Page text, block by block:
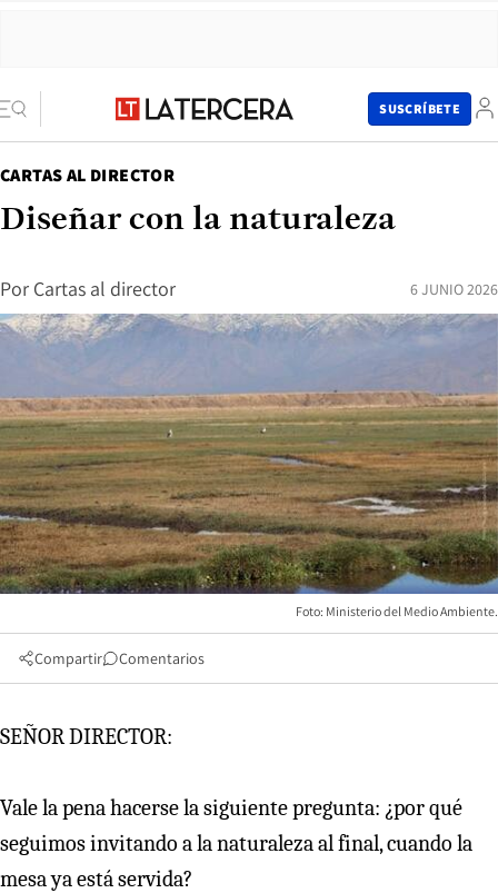
SUSCRÍBETE
CARTAS AL DIRECTOR
Diseñar con la naturaleza
Por Cartas al director 6 JUNIO 2026
Foto: Ministerio del Medio Ambiente.
Compartir Comentarios
SEÑOR DIRECTOR:
Vale la pena hacerse la siguiente pregunta: ¿por qué
seguimos invitando a la naturaleza al final, cuando la
mesa ya está servida?